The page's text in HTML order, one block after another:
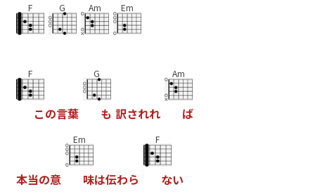
F G Am Em
F
この言葉
G
も 訳されれ
Am
ば
本当の意
Em
味は伝わら
F
ない